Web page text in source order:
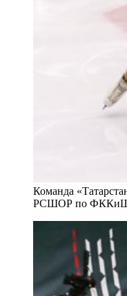
Команда
РСШОР по